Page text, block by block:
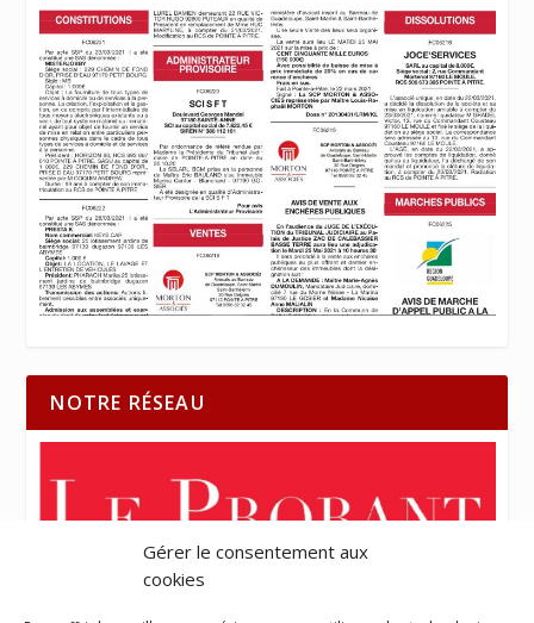
Gérer le consentement aux
cookies
NOTRE RÉSEAU